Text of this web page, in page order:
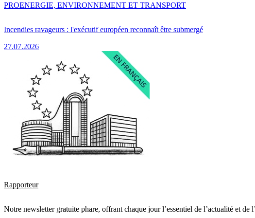
Incendies ravageurs : l'exécutif européen reconnaît être submergé
27.07.2026
PROENERGIE, ENVIRONNEMENT ET TRANSPORT
Rapporteur
Notre newsletter gratuite phare, offrant chaque jour l’essentiel de l’actualité et